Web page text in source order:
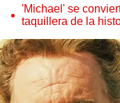
'Michael' se
taquillera de la